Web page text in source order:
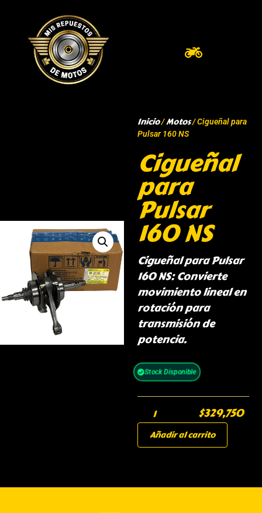
Inicio/Motos/ Cigueñal para
Pulsar 160 NS
Cigueñal
para
Pulsar
160 NS
Cigueñal para Pulsar
160 NS: Convierte
movimiento lineal en
rotación para
transmisión de
potencia.
Stock Disponible
$329,750
Añadir al carrito